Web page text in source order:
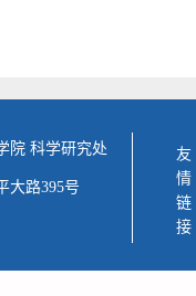
院 科学研究处
路395号 友情链接